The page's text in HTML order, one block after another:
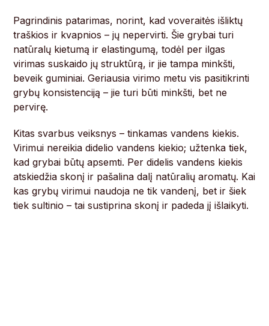
Pagrindinis patarimas, norint, kad voveraitės išliktų
traškios ir kvapnios – jų nepervirti. Šie grybai turi
natūralų kietumą ir elastingumą, todėl per ilgas
virimas suskaido jų struktūrą, ir jie tampa minkšti,
beveik guminiai. Geriausia virimo metu vis pasitikrinti
grybų konsistenciją – jie turi būti minkšti, bet ne
pervirę.
Kitas svarbus veiksnys – tinkamas vandens kiekis.
Virimui nereikia didelio vandens kiekio; užtenka tiek,
kad grybai būtų apsemti. Per didelis vandens kiekis
atskiedžia skonį ir pašalina dalį natūralių aromatų. Kai
kas grybų virimui naudoja ne tik vandenį, bet ir šiek
tiek sultinio – tai sustiprina skonį ir padeda jį išlaikyti.